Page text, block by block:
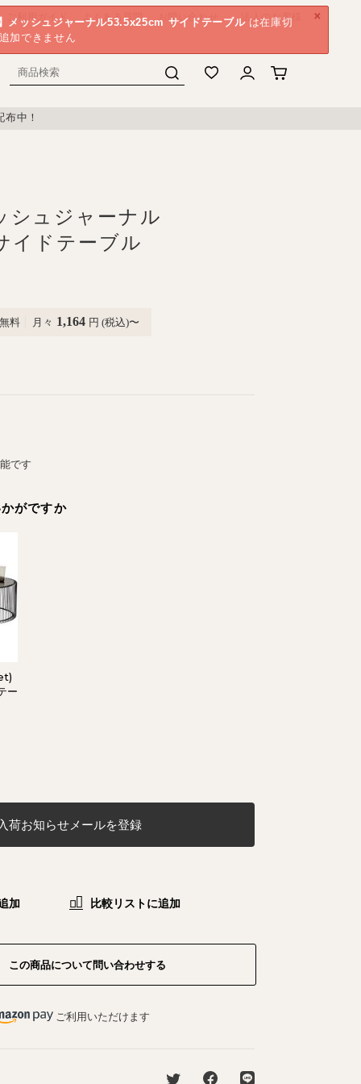
×
メッシュジャーナル53.5x25cm サイドテーブルは在庫切
加できません
ご利用ガイド よくある質問 お問い合わせ 法人のお客様
中！
シュジャーナル
イドテーブル
料 月々 1,164 円 (税込)〜
です
がですか
ー
荷お知らせメールを登録
加 比較リストに追加
この商品について問い合わせする
ご利用いただけます